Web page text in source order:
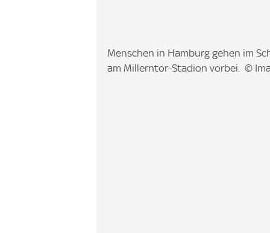
I
m
Menschen in Hamburg gehen im
am Millerntor-Stadion vorbei. ©